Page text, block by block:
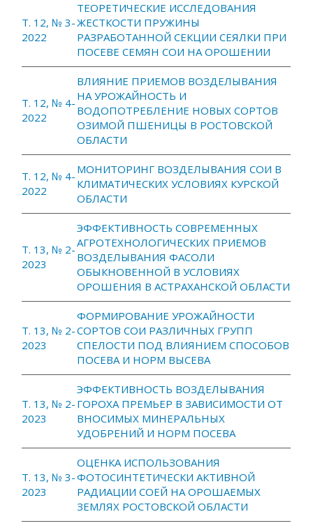
Т. 12, № 3-
2022
ТЕОРЕТИЧЕСКИЕ ИССЛЕДОВАНИЯ
ЖЕСТКОСТИ ПРУЖИНЫ
РАЗРАБОТАННОЙ СЕКЦИИ СЕЯЛКИ ПРИ
ПОСЕВЕ СЕМЯН СОИ НА ОРОШЕНИИ
Т. 12, № 4-
2022
ВЛИЯНИЕ ПРИЕМОВ ВОЗДЕЛЫВАНИЯ
НА УРОЖАЙНОСТЬ И
ВОДОПОТРЕБЛЕНИЕ НОВЫХ СОРТОВ
ОЗИМОЙ ПШЕНИЦЫ В РОСТОВСКОЙ
ОБЛАСТИ
Т. 12, № 4-
2022
МОНИТОРИНГ ВОЗДЕЛЫВАНИЯ СОИ В
КЛИМАТИЧЕСКИХ УСЛОВИЯХ КУРСКОЙ
ОБЛАСТИ
Т. 13, № 2-
2023
ЭФФЕКТИВНОСТЬ СОВРЕМЕННЫХ
АГРОТЕХНОЛОГИЧЕСКИХ ПРИЕМОВ
ВОЗДЕЛЫВАНИЯ ФАСОЛИ
ОБЫКНОВЕННОЙ В УСЛОВИЯХ
ОРОШЕНИЯ В АСТРАХАНСКОЙ ОБЛАСТИ
Т. 13, № 2-
2023
ФОРМИРОВАНИЕ УРОЖАЙНОСТИ
СОРТОВ СОИ РАЗЛИЧНЫХ ГРУПП
СПЕЛОСТИ ПОД ВЛИЯНИЕМ СПОСОБОВ
ПОСЕВА И НОРМ ВЫСЕВА
Т. 13, № 2-
2023
ЭФФЕКТИВНОСТЬ ВОЗДЕЛЫВАНИЯ
ГОРОХА ПРЕМЬЕР В ЗАВИСИМОСТИ ОТ
ВНОСИМЫХ МИНЕРАЛЬНЫХ
УДОБРЕНИЙ И НОРМ ПОСЕВА
Т. 13, № 3-
2023
ОЦЕНКА ИСПОЛЬЗОВАНИЯ
ФОТОСИНТЕТИЧЕСКИ АКТИВНОЙ
РАДИАЦИИ СОЕЙ НА ОРОШАЕМЫХ
ЗЕМЛЯХ РОСТОВСКОЙ ОБЛАСТИ